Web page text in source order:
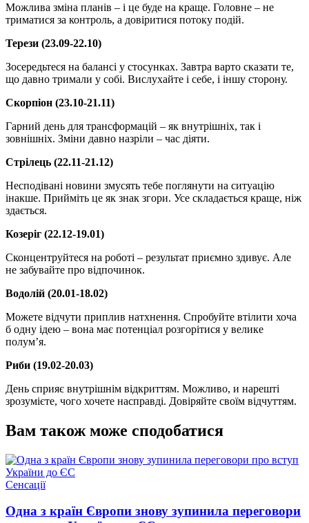
Можлива зміна планів – і це буде на краще. Головне – не
триматися за контроль, а довіритися потоку подій.
Терези (23.09-22.10)
Зосередьтеся на балансі у стосунках. Завтра варто сказати те,
що давно тримали у собі. Вислухайте і себе, і іншу сторону.
Скорпіон (23.10-21.11)
Гарний день для трансформацій – як внутрішніх, так і
зовнішніх. Зміни давно назріли – час діяти.
Стрілець (22.11-21.12)
Несподівані новини змусять тебе поглянути на ситуацію
інакше. Прийміть це як знак згори. Усе складається краще, ніж
здається.
Козеріг (22.12-19.01)
Сконцентруйтеся на роботі – результат приємно здивує. Але
не забувайте про відпочинок.
Водолій (20.01-18.02)
Можете відчути приплив натхнення. Спробуйте втілити хоча
б одну ідею – вона має потенціал розгорітися у велике
полум’я.
Риби (19.02-20.03)
День сприяє внутрішнім відкриттям. Можливо, и нарешті
зрозумієте, чого хочете насправді. Довіряйте своїм відчуттям.
Вам також може сподобатися
Опублікувати
Сенсації
Одна з країн Європи знову зупинила переговори